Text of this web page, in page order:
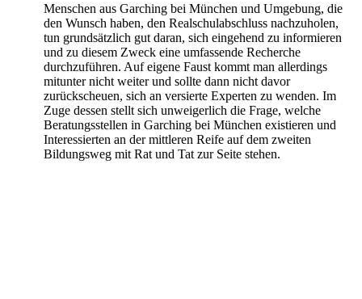
Menschen aus Garching bei München und Umgebung, die
den Wunsch haben, den Realschulabschluss nachzuholen,
tun grundsätzlich gut daran, sich eingehend zu informieren
und zu diesem Zweck eine umfassende Recherche
durchzuführen. Auf eigene Faust kommt man allerdings
mitunter nicht weiter und sollte dann nicht davor
zurückscheuen, sich an versierte Experten zu wenden. Im
Zuge dessen stellt sich unweigerlich die Frage, welche
Beratungsstellen in Garching bei München existieren und
Interessierten an der mittleren Reife auf dem zweiten
Bildungsweg mit Rat und Tat zur Seite stehen.